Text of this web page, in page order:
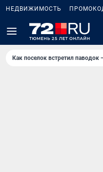
НЕДВИЖИМОСТЬ
Как поселок встретил паводок